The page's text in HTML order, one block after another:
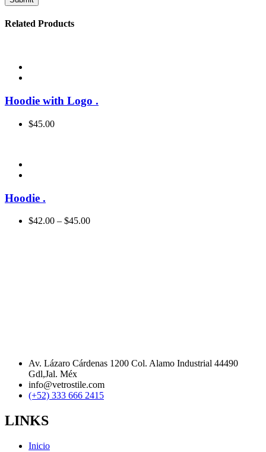
Related Products
Hoodie with Logo .
$45.00
Hoodie .
$42.00 – $45.00
Av. Lázaro Cárdenas 1200 Col. Alamo Industrial 44490
Gdl,Jal. Méx
info@vetrostile.com
(+52) 333 666 2415
LINKS
Inicio